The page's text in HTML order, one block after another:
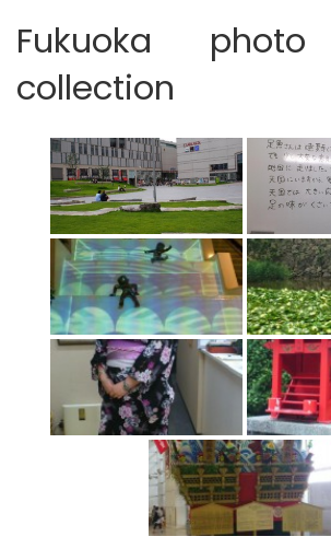
Fukuoka
collection